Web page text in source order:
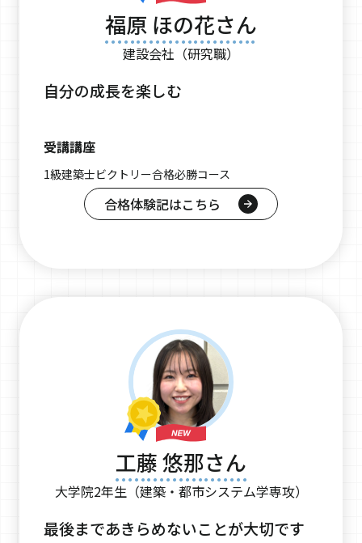
福原 ほの花さん
建設会社（研究職）
自分の成長を楽しむ
受講講座
1級建築士ビクトリー合格必勝コース
合格体験記はこちら
工藤 悠那さん
大学院2年生（建築・都市システム学専攻）
最後まであきらめないことが大切です